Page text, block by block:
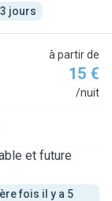
jours
à partir de
15 €
/nuit
et future
fois il y a 5